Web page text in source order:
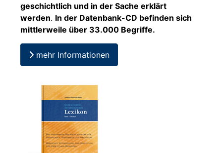
geschichtlich und in der Sache erklärt
werden. In der Datenbank-CD befinden sich
mittlerweile über 33.000 Begriffe.
mehr Informationen